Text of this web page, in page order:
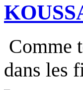
Comme
dans les